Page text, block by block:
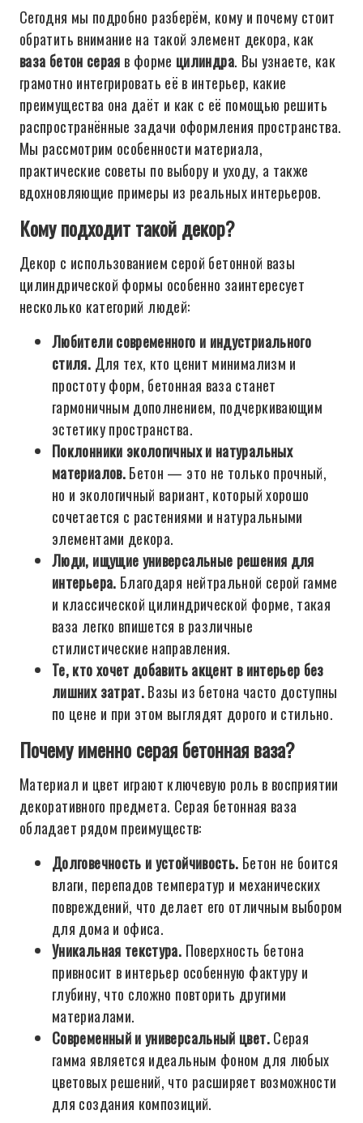
Сегодня мы подробно разберём, кому и почему стоит
обратить внимание на такой элемент декора, как
ваза бетон серая в форме цилиндра. Вы узнаете, как
грамотно интегрировать её в интерьер, какие
преимущества она даёт и как с её помощью решить
распространённые задачи оформления пространства.
Мы рассмотрим особенности материала,
практические советы по выбору и уходу, а также
вдохновляющие примеры из реальных интерьеров.
Кому подходит такой декор?
Декор с использованием серой бетонной вазы
цилиндрической формы особенно заинтересует
несколько категорий людей:
Любители современного и индустриального
стиля. Для тех, кто ценит минимализм и
простоту форм, бетонная ваза станет
гармоничным дополнением, подчеркивающим
эстетику пространства.
Поклонники экологичных и натуральных
материалов.Бетон — это не только прочный,
но и экологичный вариант, который хорошо
сочетается с растениями и натуральными
элементами декора.
Люди, ищущие универсальные решения для
интерьера. Благодаря нейтральной серой гамме
и классической цилиндрической форме, такая
ваза легко впишется в различные
стилистические направления.
Те, кто хочет добавить акцент в интерьер без
лишних затрат.Вазы из бетона часто доступны
по цене и при этом выглядят дорого и стильно.
Почему именно серая бетонная ваза?
Материал и цвет играют ключевую роль в восприятии
декоративного предмета. Серая бетонная ваза
обладает рядом преимуществ:
Долговечность и устойчивость. Бетон не боится
влаги, перепадов температур и механических
повреждений, что делает его отличным выбором
для дома и офиса.
Уникальная текстура. Поверхность бетона
привносит в интерьер особенную фактуру и
глубину, что сложно повторить другими
материалами.
Современный и универсальный цвет.Серая
гамма является идеальным фоном для любых
цветовых решений, что расширяет возможности
для создания композиций.